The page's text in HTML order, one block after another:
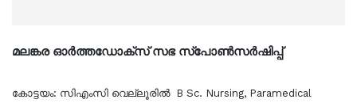
മലങ്കര ഓർത്തഡോക്സ് സഭ സ്പോൺസർഷിപ്പ്
കോട്ടയം: സിഎംസി വെല്ലൂരിൽ B Sc. Nursing, Paramedical